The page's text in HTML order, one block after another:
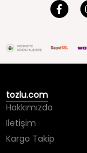
tozlu.com
Hakkımızda
İletişim
Kargo Takip